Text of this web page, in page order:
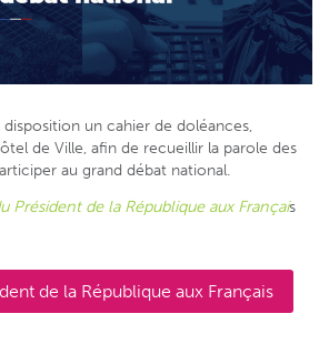
disposition un cahier de doléances,
de Ville, afin de recueillir la parole des
au grand débat national.
Président de la République aux Français
de la République aux Français